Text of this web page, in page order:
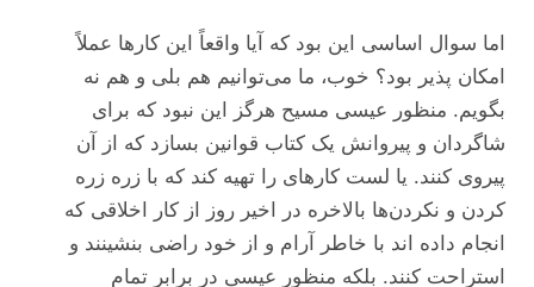
اما سوال اساسی این بود که آیا واقعاً این کار‌ها عملاً
امکان پذیر بود؟ خوب، ما می‌توانیم هم بلی و هم نه
بگویم. منظور عیسی مسیح هرگز این نبود که برای
شاگردان و پیروانش یک کتاب قوانین بسازد که از آن
پیروی کنند. یا لست کار‌های را تهیه کند که با زره زره
کردن و نکردن‌ها بالاخره در اخیر روز از کار اخلاقی که
انجام داده اند با خاطر آرام و از خود راضی بنشینند و
استراحت کنند. بلکه منظور عیسی در برابر تمام